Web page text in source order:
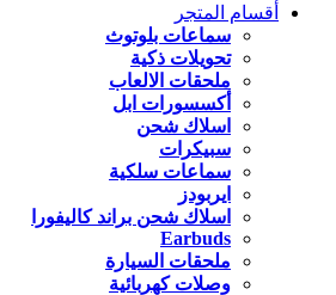
أقسام المتجر
سماعات بلوتوث
تحويلات ذكية
ملحقات الالعاب
أكسسورات ابل
اسلاك شحن
سبيكرات
سماعات سلكية
ايربودز
اسلاك شحن براند كاليفورا
Earbuds
ملحقات السيارة
وصلات كهربائية